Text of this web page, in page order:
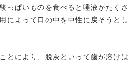
っぱいものを食べると唾液がたくさ
によって口の中を中性に戻そうとし
とにより、脱灰といって歯が溶けは